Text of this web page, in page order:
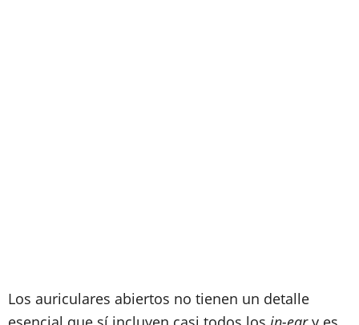
Los auriculares abiertos no tienen un detalle